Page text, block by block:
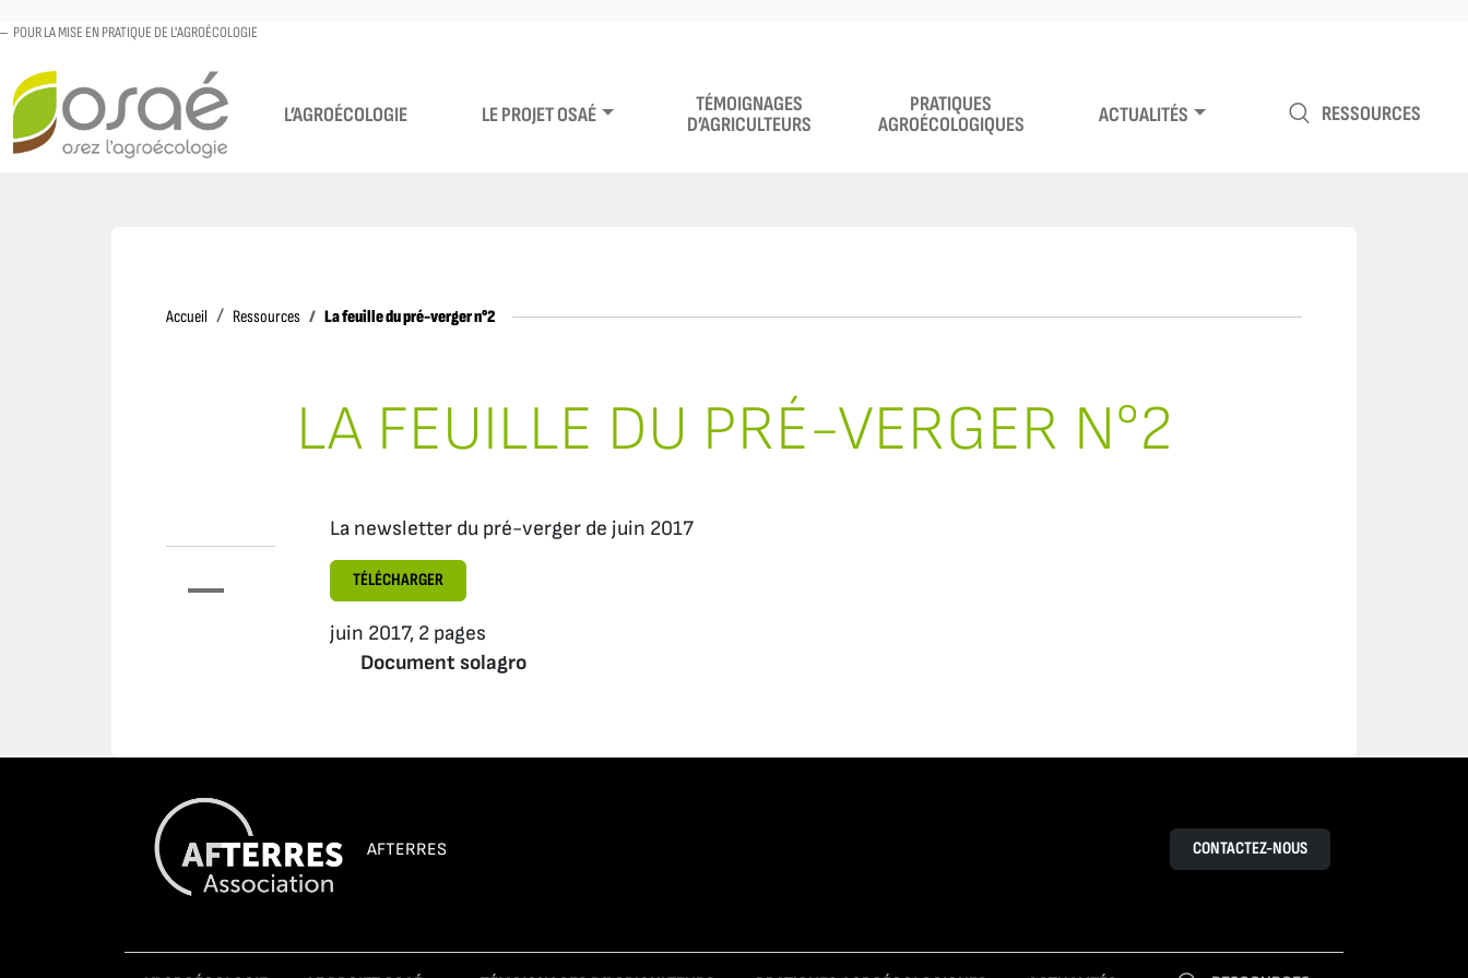
POUR LA MISE EN PRATIQUE DE L'AGROÉCOLOGIE
L’AGROÉCOLOGIE LE PROJET OSAÉ
TÉMOIGNAGES
D’AGRICULTEURS
PRATIQUES
AGROÉCOLOGIQUES
ACTUALITÉS RESSOURCES
Accueil AccueilRessources La feuille du pré-verger n°2
LA FEUILLE DU PRÉ-VERGER N°2
La newsletter du pré-verger de juin 2017
TÉLÉCHARGER
juin 2017, 2 pages
Document solagro
AFTERRES CONTACTEZ-NOUS